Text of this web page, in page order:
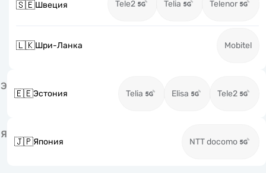
🇸🇪Швеция Tele2 Telia Telenor
🇱🇰Шри-Ланка Mobitel
Э
🇪🇪Эстония Telia Elisa Tele2
Я
🇯🇵Япония NTT docomo